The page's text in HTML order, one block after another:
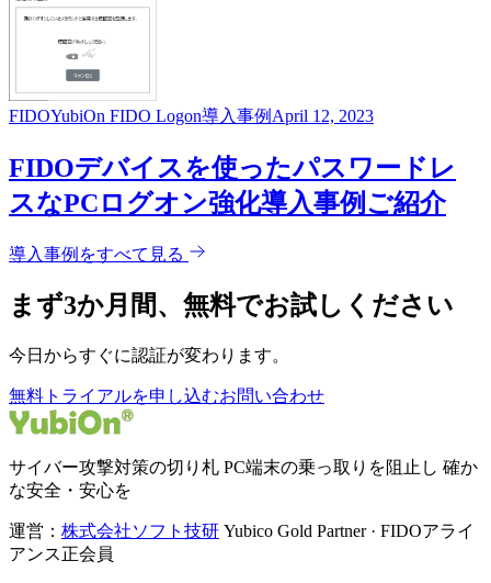
FIDOYubiOn FIDO Logon導入事例 April 12, 2023
FIDOデバイスを使ったパスワードレ
スなPCログオン強化導入事例ご紹介
導入事例をすべて見る
まず3か月間、無料でお試しください
今日からすぐに認証が変わります。
無料トライアルを申し込むお問い合わせ
サイバー攻撃対策の切り札 PC端末の乗っ取りを阻止し 確か
な安全・安心を
運営： 株式会社ソフト技研 Yubico Gold Partner · FIDOアライ
アンス正会員